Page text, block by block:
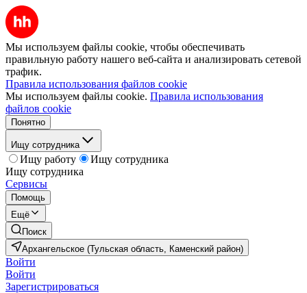
Мы используем файлы cookie, чтобы обеспечивать
правильную работу нашего веб-сайта и анализировать сетевой
трафик.
Правила использования файлов cookie
Мы используем файлы cookie. Правила использования
файлов cookie
Понятно
Ищу сотрудника
Ищу работу
Ищу сотрудника
Ищу сотрудника
Сервисы
Помощь
Ещё
Поиск
Архангельское (Тульская область, Каменский район)
Войти
Войти
Зарегистрироваться